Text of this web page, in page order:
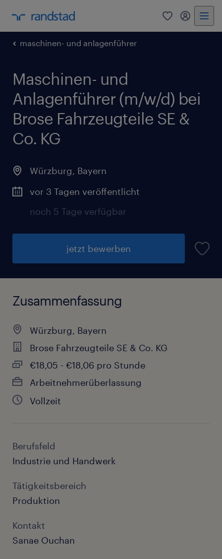
0 Mein
maschinen- und anlagenführer
Maschinen- und
Anlagenführer (m/w/d) bei
Brose Fahrzeugteile SE &
Co. KG
Würzburg, Bayern
vor 3 Tagen veröffentlicht
noch 5 Tage verfügbar
jetzt bewerben
Zusammenfassung
Würzburg, Bayern
Brose Fahrzeugteile SE & Co. KG
€18,05 - €18,06 pro Stunde
Arbeitnehmerüberlassung
Vollzeit
Berufsfeld
Industrie und Handwerk
Tätigkeitsbereich
Produktion
Kontakt
Sanae Ouchan